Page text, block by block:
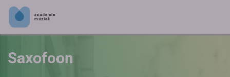
Saxofoon